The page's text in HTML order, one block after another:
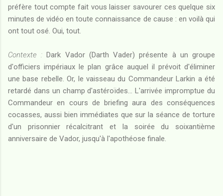
préfère tout compte fait vous laisser savourer ces quelque six
minutes de vidéo en toute connaissance de cause : en voilà qui
ont tout osé. Oui, tout.
Contexte : Dark Vador (Darth Vader) présente à un groupe
d'officiers impériaux le plan grâce auquel il prévoit d'éliminer
une base rebelle. Or, le vaisseau du Commandeur Larkin a été
retardé dans un champ d'astéroïdes... L'arrivée impromptue du
Commandeur en cours de briefing aura des conséquences
cocasses, aussi bien immédiates que sur la séance de torture
d'un prisonnier récalcitrant et la soirée du soixantième
anniversaire de Vador, jusqu'à l'apothéose finale.